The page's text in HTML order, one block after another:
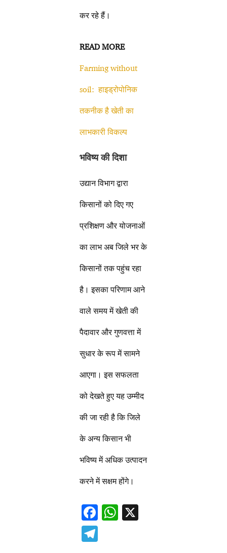
कर रहे हैं।
READ MORE
Farming without
soil: हाइड्रोपोनिक
तकनीक है खेती का
लाभकारी विकल्प
भविष्य की दिशा
उद्यान विभाग द्वारा
किसानों को दिए गए
प्रशिक्षण और योजनाओं
का लाभ अब जिले भर के
किसानों तक पहुंच रहा
है। इसका परिणाम आने
वाले समय में खेती की
पैदावार और गुणवत्ता में
सुधार के रूप में सामने
आएगा। इस सफलता
को देखते हुए यह उम्मीद
की जा रही है कि जिले
के अन्य किसान भी
भविष्य में अधिक उत्पादन
करने में सक्षम होंगे।
F
W